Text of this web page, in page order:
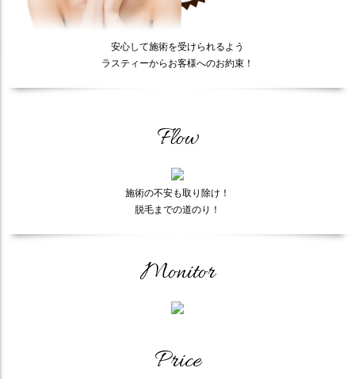
安心して施術を受けられるよう
ラスティーからお客様へのお約束！
Flow
施術の不安も取り除け！
脱毛までの道のり！
Monitor
Price